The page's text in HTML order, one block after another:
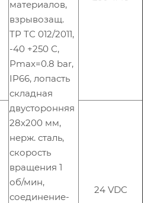
материалов,
взрывозащ.
ТР ТС 012/2011,
-40 +250 С,
Рmax=0.8 bar,
IP66, лопасть
складная
двусторонняя
28х200 мм,
нерж. сталь,
скорость
вращения 1
об/мин,
соединение-
24 VDC